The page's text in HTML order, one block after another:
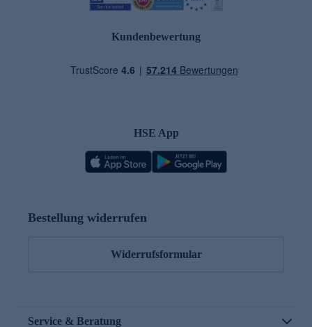
Kundenbewertung
HSE App
Bestellung widerrufen
Widerrufsformular
Service & Beratung